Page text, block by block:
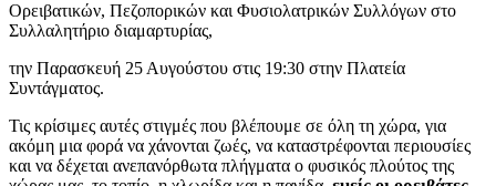
Ορειβατικών, Πεζοπορικών και Φυσιολατρικών Συλλόγων στο
Συλλαλητήριο διαμαρτυρίας,
την Παρασκευή 25 Αυγούστου στις 19:30 στην Πλατεία
Συντάγματος.
Τις κρίσιμες αυτές στιγμές που βλέπουμε σε όλη τη χώρα, για
ακόμη μια φορά να χάνονται ζωές, να καταστρέφονται περιουσίες
και να δέχεται ανεπανόρθωτα πλήγματα ο φυσικός πλούτος της